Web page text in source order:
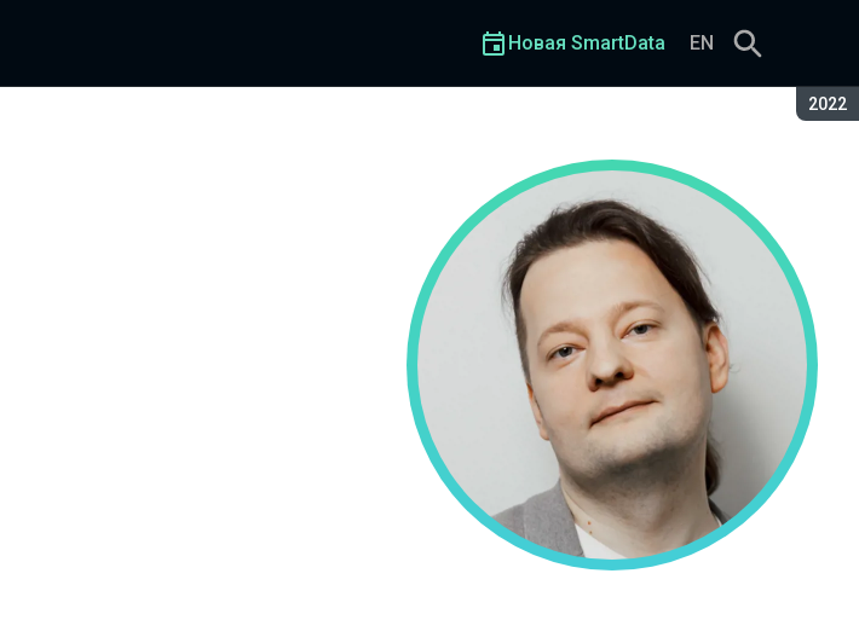
2022
Новая SmartData EN